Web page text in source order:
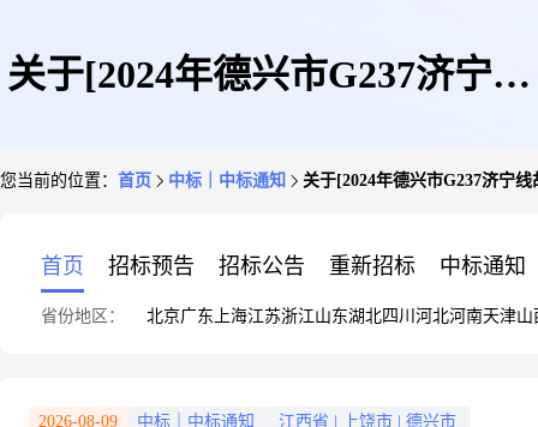
关于[2024年德兴市G237济宁线
您当前的位置： 首页 中标｜中标通知 关于[2024年德兴市G237济宁
首页 招标预告 招标公告 重新招标 中标通知
省份地区： 北京广东 上海江苏浙江山东湖北四川 河北河南天津山
2026-08-09 中标｜中标通知 江西省 上饶市 德兴市